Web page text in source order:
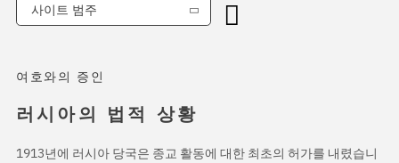
여호와의 증인
러시아의 법적 상황
1913년에 러시아 당국은 종교 활동에 대한 최초의 허가를 내렸습니
사이트 범주